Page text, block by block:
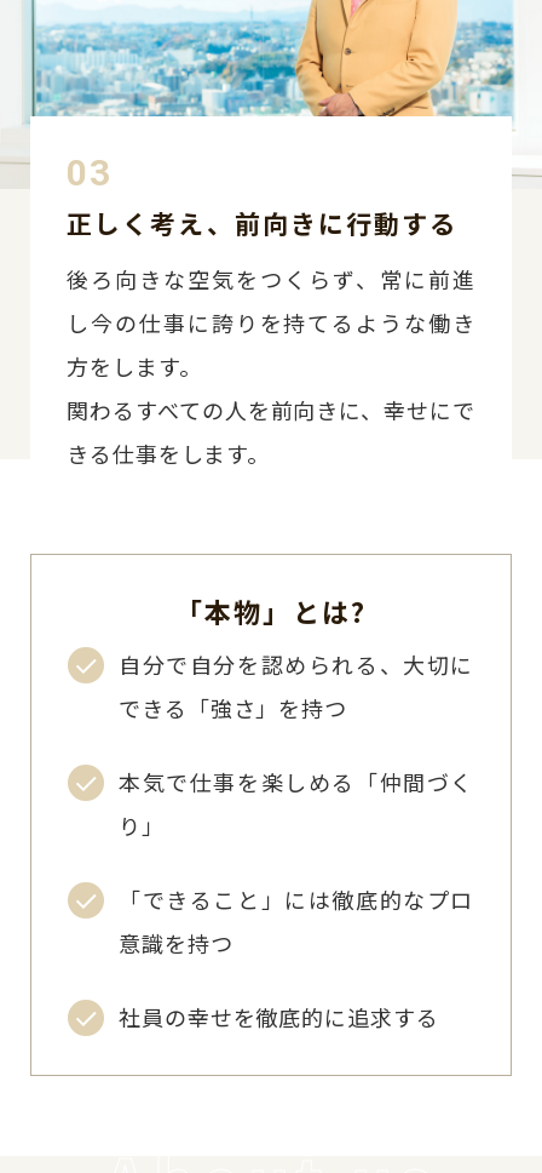
正しく考え、前向きに行動する
後ろ向きな空気をつくらず、常に前進
し今の仕事に誇りを持てるような働き
方をします。
関わるすべての人を前向きに、幸せにで
きる仕事をします。
「本物」とは?
自分で自分を認められる、大切に
できる「強さ」を持つ
本気で仕事を楽しめる「仲間づく
り」
「できること」には徹底的なプロ
意識を持つ
社員の幸せを徹底的に追求する